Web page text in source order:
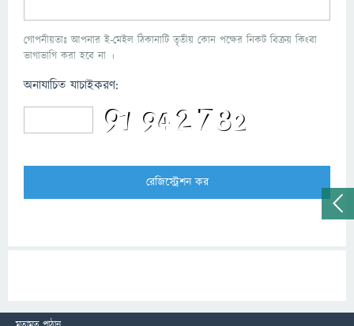
গোপনীয়তাঃ আপনার ই-মেইল ঠিকানাটি তৃতীয় কোন পক্ষের নিকট বিক্রয় কিংবা
ভাগাভাগি করা হবে না ।
অনাযাচিত যাচাইকরণ: